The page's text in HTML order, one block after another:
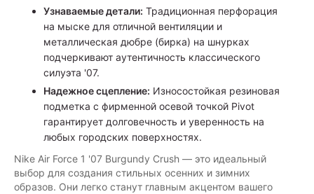
Узнаваемые детали: Традиционная перфорация
на мыске для отличной вентиляции и
металлическая дюбре (бирка) на шнурках
подчеркивают аутентичность классического
силуэта '07.
Надежное сцепление: Износостойкая резиновая
подметка с фирменной осевой точкой Pivot
гарантирует долговечность и уверенность на
любых городских поверхностях.
Nike Air Force 1 '07 Burgundy Crush — это идеальный
выбор для создания стильных осенних и зимних
образов. Они легко станут главным акцентом вашего